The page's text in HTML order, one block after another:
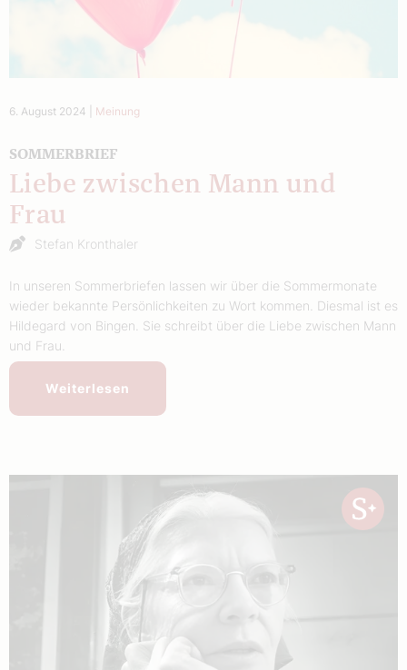
6. August 2024 Meinung
SOMMERBRIEF
Liebe zwischen Mann und
Frau
Stefan Kronthaler
In unseren Sommerbriefen lassen wir über die Sommermonate
wieder bekannte Persönlichkeiten zu Wort kommen. Diesmal ist es
Hildegard von Bingen. Sie schreibt über die Liebe zwischen Mann
und Frau.
Weiterlesen